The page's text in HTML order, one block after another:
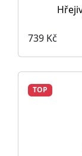
739 Kč
TOP